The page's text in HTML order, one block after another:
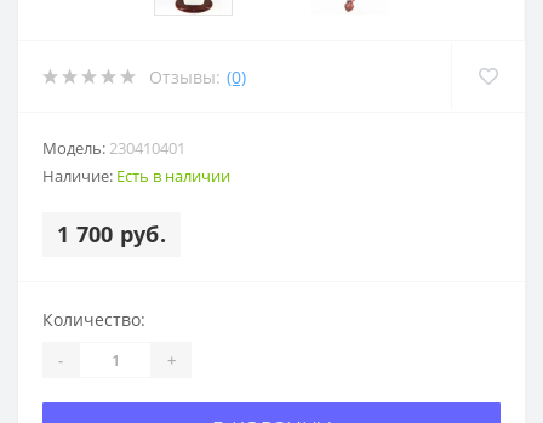
Отзывы: (0)
Модель:230410401
Наличие: Есть в наличии
1 700 руб.
Количество:
- +